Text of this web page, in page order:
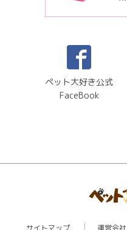
ペット大好き公式
FaceBook